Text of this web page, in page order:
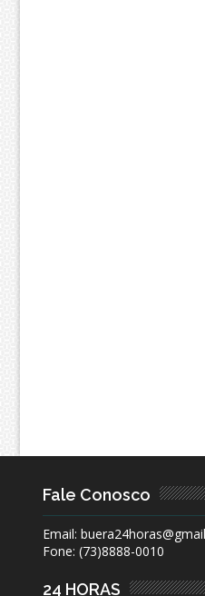
Fale Conosco
Email:
Fone: (73)8888-0010
24 HORAS